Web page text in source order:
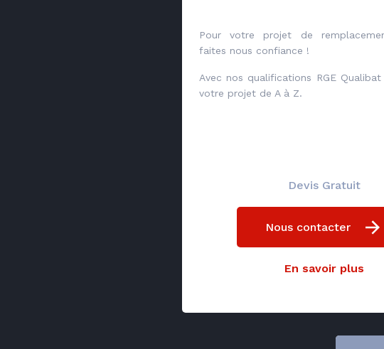
Pour votre projet de
faites nous confiance !
Avec nos qualifications RGE
votre projet de A à Z.
Devis Gratuit
Nous contacter
En savoir plus